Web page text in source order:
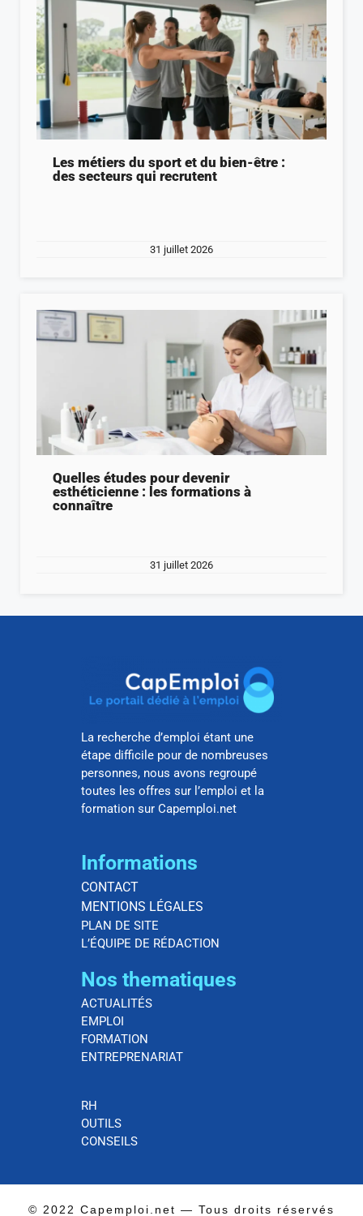
Les métiers du sport et du bien-être :
des secteurs qui recrutent
31 juillet 2026
Quelles études pour devenir
esthéticienne : les formations à
connaître
31 juillet 2026
La recherche d’emploi étant une
étape difficile pour de nombreuses
personnes, nous avons regroupé
toutes les offres sur l’emploi et la
formation sur Capemploi.net
Informations
CONTACT
MENTIONS LÉGALES
PLAN DE SITE
L’ÉQUIPE DE RÉDACTION
Nos thematiques
ACTUALITÉS
EMPLOI
FORMATION
ENTREPRENARIAT
RH
OUTILS
CONSEILS
© 2022 Capemploi.net — Tous droits réservés